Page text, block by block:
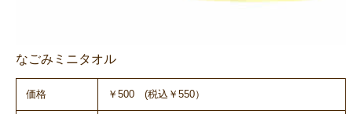
なごみミニタオル
価格 ￥500 (税込￥550）